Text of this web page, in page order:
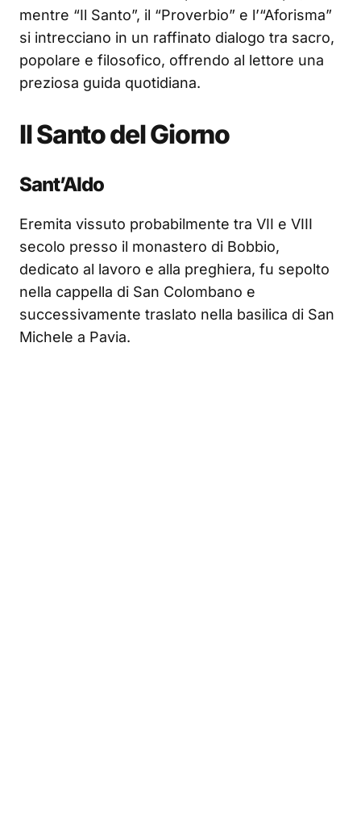
mentre “Il Santo”, il “Proverbio” e l’“Aforisma”
si intrecciano in un raffinato dialogo tra sacro,
popolare e filosofico, offrendo al lettore una
preziosa guida quotidiana.
Il Santo del Giorno
Sant’Aldo
Eremita vissuto probabilmente tra VII e VIII
secolo presso il monastero di Bobbio,
dedicato al lavoro e alla preghiera, fu sepolto
nella cappella di San Colombano e
successivamente traslato nella basilica di San
Michele a Pavia.